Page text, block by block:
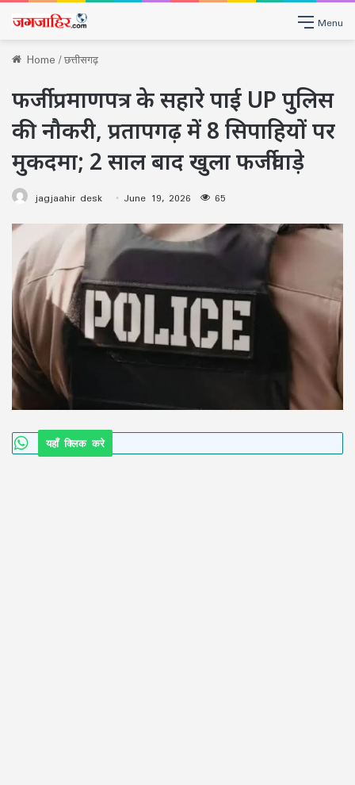
Menu
Home/छत्तीसगढ़
फर्जी प्रमाणपत्र के सहारे पाई UP पुलिस
की नौकरी, प्रतापगढ़ में 8 सिपाहियों पर
मुकदमा; 2 साल बाद खुला फर्जीवाड़े
jagjaahir desk June 19, 2026 65
यहाँ क्लिक करे